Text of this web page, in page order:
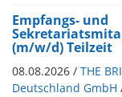
Empfangs- und
(m/w/d) Teilzeit
08.08.2026 / THE
Deutschland GmbH